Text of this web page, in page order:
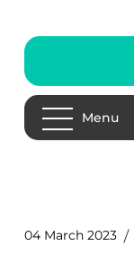
Menu
04 March 2023